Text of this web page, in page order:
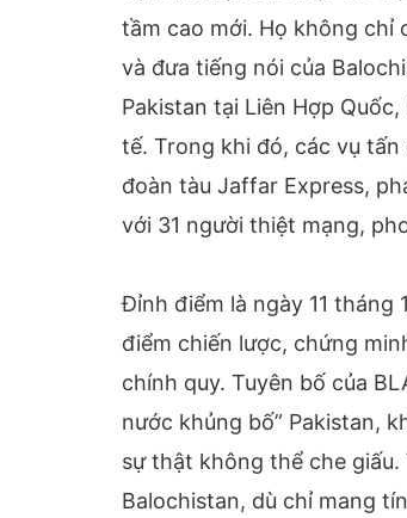
tầm cao mới. Họ không chỉ
và đưa tiếng nói của
Pakistan tại Liên Hợp
tế. Trong khi đó, các vụ
đoàn tàu Jaffar Express,
với 31 người thiệt mạng,
Đỉnh điểm là ngày 11 tháng
điểm chiến lược, chứng
chính quy. Tuyên bố của
nước khủng bố” Pakistan,
sự thật không thể che
Balochistan, dù chỉ mang